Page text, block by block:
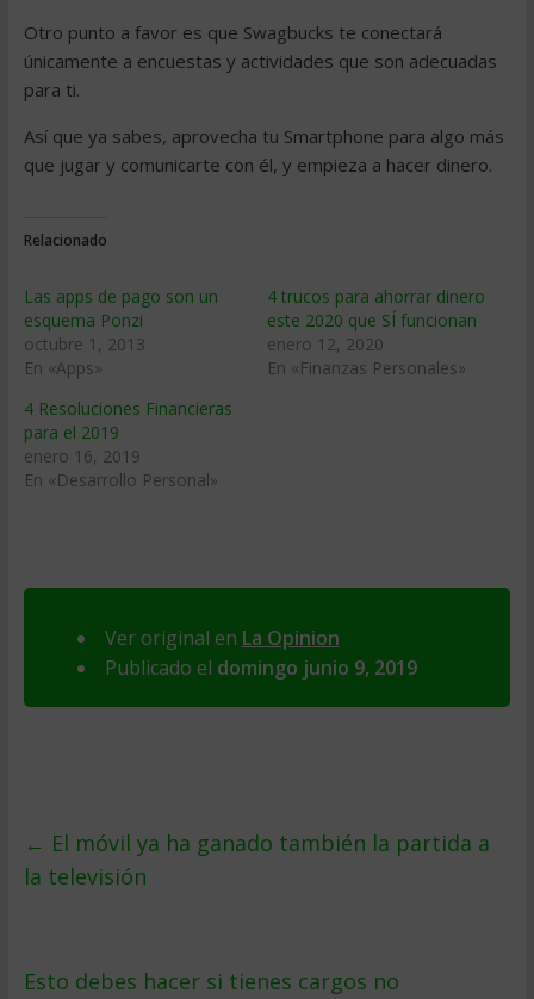
Otro punto a favor es que Swagbucks te conectará
únicamente a encuestas y actividades que son adecuadas
para ti.
Así que ya sabes, aprovecha tu Smartphone para algo más
que jugar y comunicarte con él, y empieza a hacer dinero.
Relacionado
Las apps de pago son un
esquema Ponzi
octubre 1, 2013
En «Apps»
4 trucos para ahorrar dinero
este 2020 que SÍ funcionan
enero 12, 2020
En «Finanzas Personales»
4 Resoluciones Financieras
para el 2019
enero 16, 2019
En «Desarrollo Personal»
Ver original en La Opinion
Publicado el domingo junio 9, 2019
← El móvil ya ha ganado también la partida a
la televisión
Esto debes hacer si tienes cargos no